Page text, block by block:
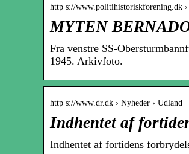
http s://www.politihistoriskforening.dk ›
MYTEN
Fra venstre SS-
1945. Arkivfoto.
http s://www.dr.dk › Nyheder › Udland
Indhentet af
Indhentet af fortidens